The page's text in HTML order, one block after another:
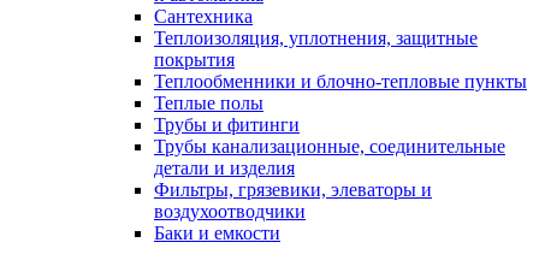
Сантехника
Теплоизоляция, уплотнения, защитные
покрытия
Теплообменники и блочно-тепловые пункты
Теплые полы
Трубы и фитинги
Трубы канализационные, соединительные
детали и изделия
Фильтры, грязевики, элеваторы и
воздухоотводчики
Баки и емкости